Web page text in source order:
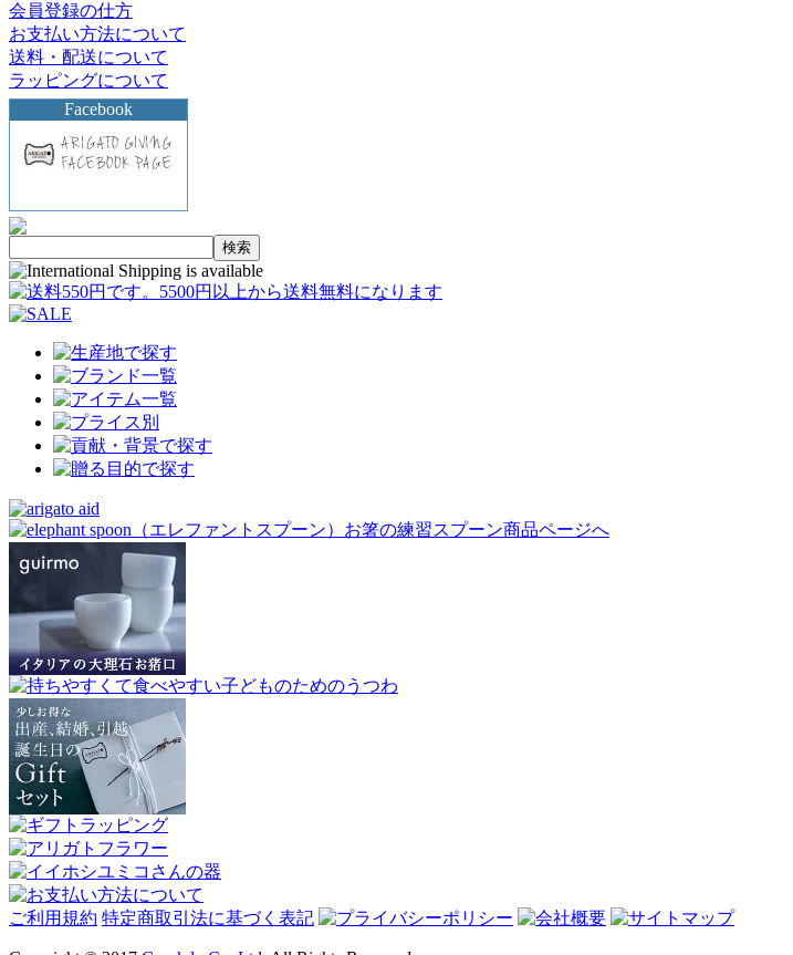
会員登録の仕方
お支払い方法について
送料・配送について
ラッピングについて
Facebook
ご利用規約 特定商取引法に基づく表記